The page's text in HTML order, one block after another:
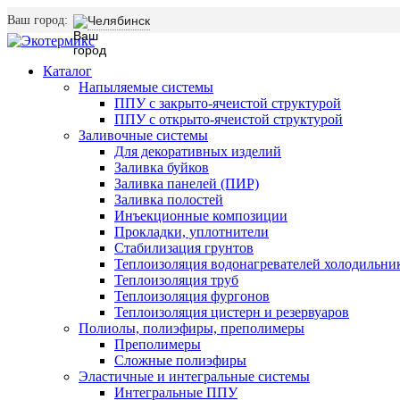
Ваш город: Челябинск
Каталог
Напыляемые системы
ППУ с закрыто-ячеистой структурой
ППУ с открыто-ячеистой структурой
Заливочные системы
Для декоративных изделий
Заливка буйков
Заливка панелей (ПИР)
Заливка полостей
Инъекционные композиции
Прокладки, уплотнители
Стабилизация грунтов
Теплоизоляция водонагревателей
Теплоизоляция труб
Теплоизоляция фургонов
Теплоизоляция цистерн и резервуаров
Полиолы, полиэфиры, преполимеры
Преполимеры
Сложные полиэфиры
Эластичные и интегральные системы
Интегральные ППУ